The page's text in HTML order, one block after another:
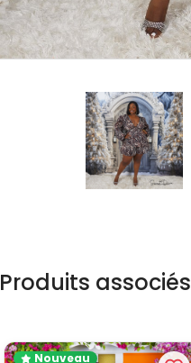
Produits associés
Nouveau